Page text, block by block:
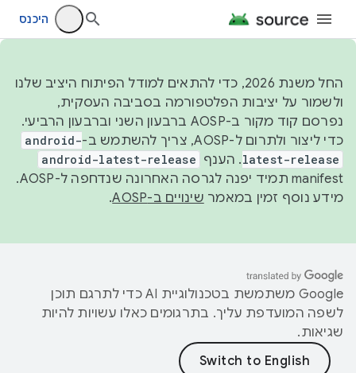
היכנס
החל משנת 2026, כדי להתאים למודל הפיתוח היציב שלנו
ולשמור על יציבות הפלטפורמה בסביבה העסקית,
נפרסם קוד מקור ב-AOSP ברבעון השני וברבעון הרביעי.
כדי ליצור ולתרום ל-AOSP, צריך להשתמש ב-
android-
latest-release. הענף android-latest-release
manifest תמיד יפנה לגרסה האחרונה שנדחפה ל-AOSP.
מידע נוסף זמין במאמר שינויים ב-AOSP .
‫Google משתמשת בטכנולוגיית AI כדי לתרגם תוכן
לשפה המועדפת עליך. בתרגומים כאלו עשויות להיות
שגיאות.